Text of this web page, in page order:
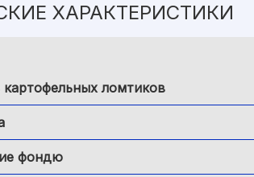
ХАРАКТЕРИСТИКИ
ломтиков
фондю